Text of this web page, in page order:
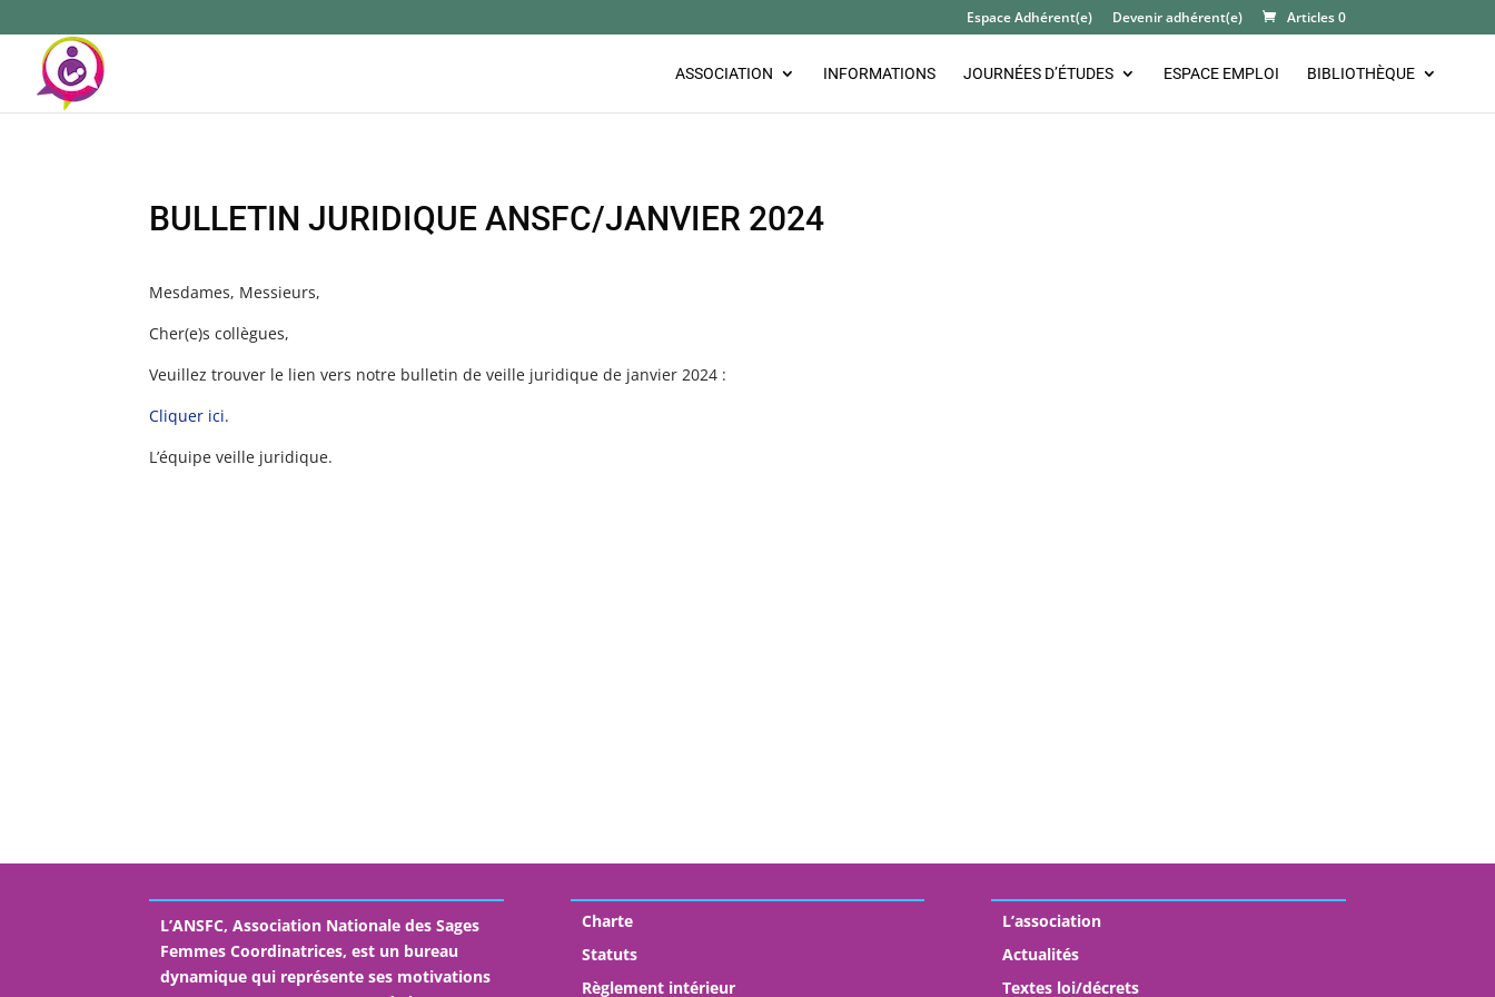
Espace Adhérent(e) Devenir adhérent(e) Articles 0
ASSOCIATION INFORMATIONS JOURNÉES D’ÉTUDES ESPACE EMPLOI BIBLIOTHÈQUE
BULLETIN JURIDIQUE ANSFC/JANVIER 2024
Mesdames, Messieurs,
Cher(e)s collègues,
Veuillez trouver le lien vers notre bulletin de veille juridique de janvier 2024 :
Cliquer ici.
L’équipe veille juridique.
L’ANSFC, Association Nationale des Sages
Femmes Coordinatrices, est un bureau
dynamique qui représente ses motivations
Charte
Statuts
Règlement intérieur
L’association
Actualités
Textes loi/décrets